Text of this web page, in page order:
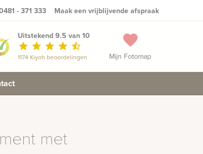
- 371 333 Maak een vrijblijvende afspraak
favorite
Mijn Fotomap
Uitstekend 9.5 van 10
star star star star star_half
1174 Kiyoh beoordelingen
met